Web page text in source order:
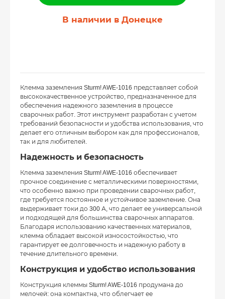
В наличии в Донецке
Клемма заземления Sturm! AWE-1016 представляет собой
высококачественное устройство, предназначенное для
обеспечения надежного заземления в процессе
сварочных работ. Этот инструмент разработан с учетом
требований безопасности и удобства использования, что
делает его отличным выбором как для профессионалов,
так и для любителей.
Надежность и безопасность
Клемма заземления Sturm! AWE-1016 обеспечивает
прочное соединение с металлическими поверхностями,
что особенно важно при проведении сварочных работ,
где требуется постоянное и устойчивое заземление. Она
выдерживает токи до 300 А, что делает ее универсальной
и подходящей для большинства сварочных аппаратов.
Благодаря использованию качественных материалов,
клемма обладает высокой износостойкостью, что
гарантирует ее долговечность и надежную работу в
течение длительного времени.
Конструкция и удобство использования
Конструкция клеммы Sturm! AWE-1016 продумана до
мелочей: она компактна, что облегчает ее